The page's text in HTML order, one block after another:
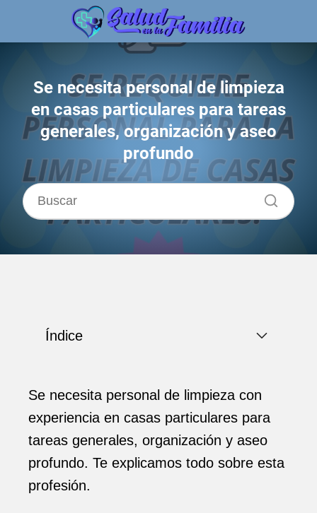
Se necesita personal de limpieza
en casas particulares para tareas
generales, organización y aseo
profundo
Índice
Se necesita personal de limpieza con
experiencia en casas particulares para
tareas generales, organización y aseo
profundo. Te explicamos todo sobre esta
profesión.